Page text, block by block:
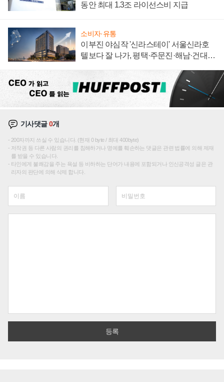
동안 최대 1.3조 라이선스비 지급
소비자·유통
이부진 야심작 '신라스테이' 서울신라호
텔보다 잘 나가, 평택·주문진·해남·건대로
기사댓글0개
200자까지 쓰실 수 있습니다. (현재 0 byte / 최대 400byte)
저작권 등 다른 사람의 권리를 침해하거나 명예를 훼손하는 댓글은 관련 법률에 의해 제재
를 받을 수 있습니다.
타인에게 불쾌감을 주는 욕설 등 비하하는 단어가 내용에 포함되거나 인신공격성 글은 관
리자의 판단에 의해 삭제 합니다.